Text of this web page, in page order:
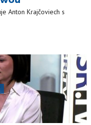
Anton Krajčoviech s